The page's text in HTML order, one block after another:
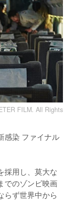
FILM. All Rights
感染 ファイナル
採用し、莫大な
でのゾンビ映画
らず世界中から